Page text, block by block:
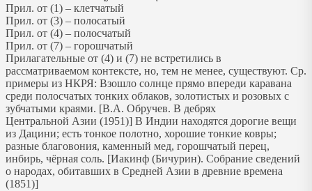
Прил. от (1) – клетчатый
Прил. от (3) – полосатый
Прил. от (4) – полосчатый
Прил. от (7) – горошчатый
Прилагательные от (4) и (7) не встретились в
рассматриваемом контексте, но, тем не менее, существуют. Ср.
примеры из НКРЯ: Взошло солнце прямо впереди каравана
среди полосчатых тонких облаков, золотистых и розовых с
зубчатыми краями. [В.А. Обручев. В дебрях
Центральной Азии (1951)] В Индии находятся дорогие вещи
из Дацини; есть тонкое полотно, хорошие тонкие ковры;
разные благовония, каменный мед, горошчатый перец,
инбирь, чёрная соль. [Иакинф (Бичурин). Собрание сведений
о народах, обитавших в Средней Азии в древние времена
(1851)]